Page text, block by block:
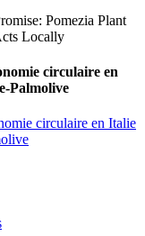
circulaire en
Palmolive
circulaire en Italie